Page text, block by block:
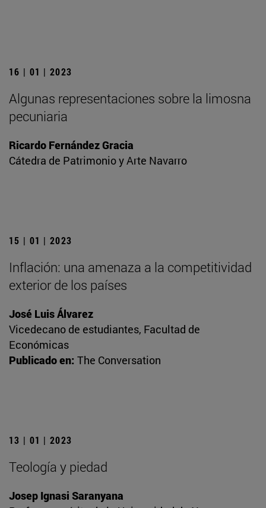
16 | 01 | 2023
Algunas representaciones sobre la limosna
pecuniaria
Ricardo Fernández Gracia
Cátedra de Patrimonio y Arte Navarro
15 | 01 | 2023
Inflación: una amenaza a la competitividad
exterior de los países
José Luis Álvarez
Vicedecano de estudiantes, Facultad de
Económicas
Publicado en: The Conversation
13 | 01 | 2023
Teología y piedad
Josep Ignasi Saranyana